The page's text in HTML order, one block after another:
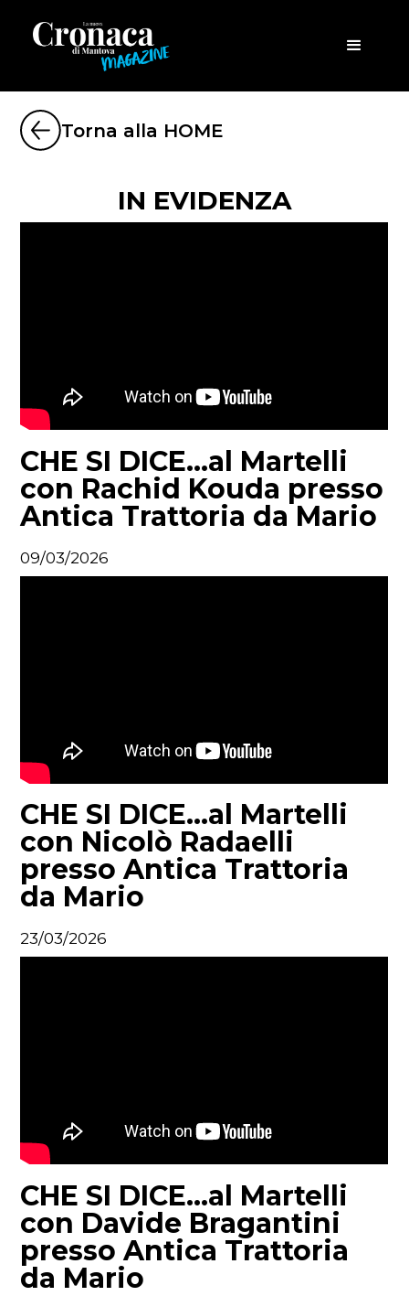
Torna alla HOME
IN EVIDENZA
CHE SI DICE...al Martelli
con Rachid Kouda presso
Antica Trattoria da Mario
09/03/2026
CHE SI DICE...al Martelli
con Nicolò Radaelli
presso Antica Trattoria
da Mario
23/03/2026
CHE SI DICE...al Martelli
con Davide Bragantini
presso Antica Trattoria
da Mario